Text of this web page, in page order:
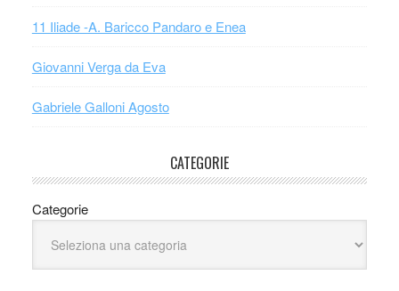
11 Iliade -A. Baricco Pandaro e Enea
Giovanni Verga da Eva
Gabriele Galloni Agosto
CATEGORIE
Categorie